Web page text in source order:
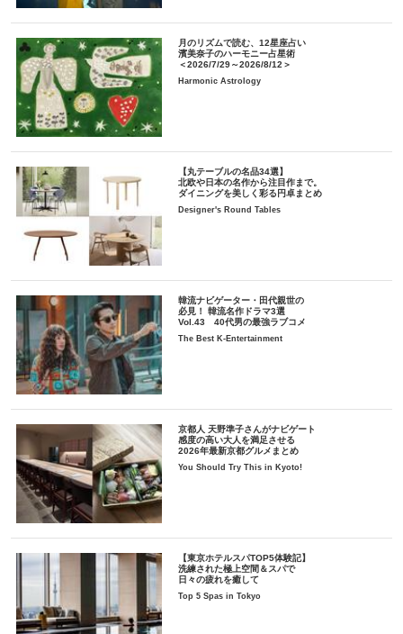
月のリズムで読む、12星座占い
濱美奈子のハーモニー占星術
＜2026/7/29～2026/8/12＞
Harmonic Astrology
【丸テーブルの名品34選】
北欧や日本の名作から注目作まで。
ダイニングを美しく彩る円卓まとめ
Designer's Round Tables
韓流ナビゲーター・田代親世の
必見！ 韓流名作ドラマ3選
Vol.43 40代男の最強ラブコメ
The Best K-Entertainment
京都人 天野準子さんがナビゲート
感度の高い大人を満足させる
2026年最新京都グルメまとめ
You Should Try This in Kyoto!
【東京ホテルスパTOP5体験記】
洗練された極上空間＆スパで
日々の疲れを癒して
Top 5 Spas in Tokyo